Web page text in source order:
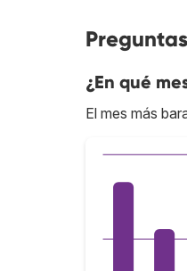
¿En qué
El mes más